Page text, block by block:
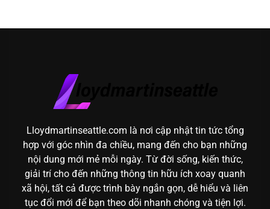
Lloydmartinseattle.com là nơi cập nhật tin tức tổng
hợp với góc nhìn đa chiều, mang đến cho bạn những
nội dung mới mẻ mỗi ngày. Từ đời sống, kiến thức,
giải trí cho đến những thông tin hữu ích xoay quanh
xã hội, tất cả được trình bày ngắn gọn, dễ hiểu và liên
tục đổi mới để bạn theo dõi nhanh chóng và tiện lợi.